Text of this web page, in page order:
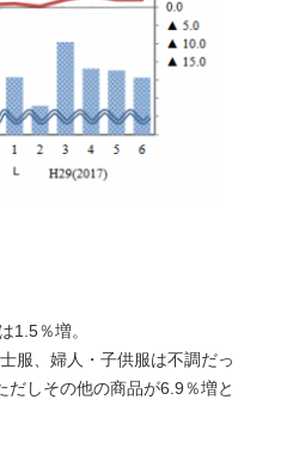
1.5％増。
服、婦人・子供服は不調だっ
しその他の商品が6.9％増と